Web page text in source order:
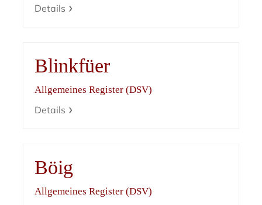
Details
Blinkfüer
Allgemeines Register (DSV)
Details
Böig
Allgemeines Register (DSV)